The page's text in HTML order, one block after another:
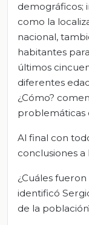
demográficos;
como la
nacional,
habitantes
últimos
diferentes
¿Cómo?
problemáticas
Al final con
conclusiones a
¿Cuáles
identificó
de la